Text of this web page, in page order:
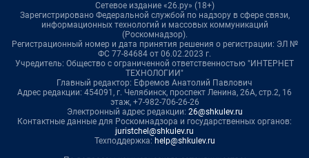
Сетевое издание «26.ру» (18+)
Зарегистрировано Федеральной службой по надзору в сфере связи,
информационных технологий и массовых коммуникаций
(Роскомнадзор).
Регистрационный номер и дата принятия решения о регистрации: ЭЛ №
ФС 77-84684 от 06.02.2023 г.
Учредитель: Общество с ограниченной ответственностью "ИНТЕРНЕТ
ТЕХНОЛОГИИ"
Главный редактор: Ефремов Анатолий Павлович
Адрес редакции: 454091, г. Челябинск, проспект Ленина, 26А, стр.2, 16
этаж, +7-982-706-26-26
Электронный адрес редакции: 26@shkulev.ru
Контактные данные для Роскомнадзора и государственных органов:
juristchel@shkulev.ru
Техподдержка: help@shkulev.ru